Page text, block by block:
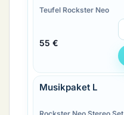
Teufel Rockster Neo
55 €
Musikpaket L